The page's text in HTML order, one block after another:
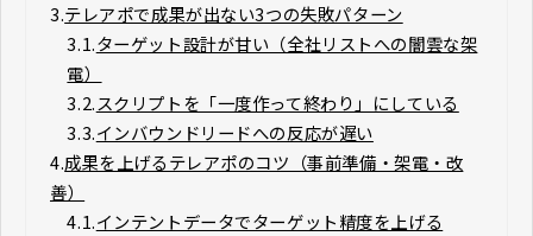
3.テレアポで成果が出ない3つの失敗パターン
3.1.ターゲット設計が甘い（全社リストへの闇雲な架
電）
3.2.スクリプトを「一度作って終わり」にしている
3.3.インバウンドリードへの反応が遅い
4.成果を上げるテレアポのコツ（事前準備・架電・改
善）
4.1.インテントデータでターゲット精度を上げる